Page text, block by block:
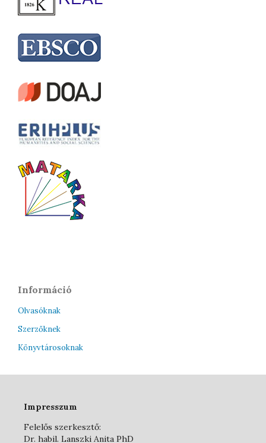
Információ
Olvasóknak
Szerzőknek
Könyvtárosoknak
Impresszum
Felelős szerkesztő:
Dr. habil. Lanszki Anita PhD